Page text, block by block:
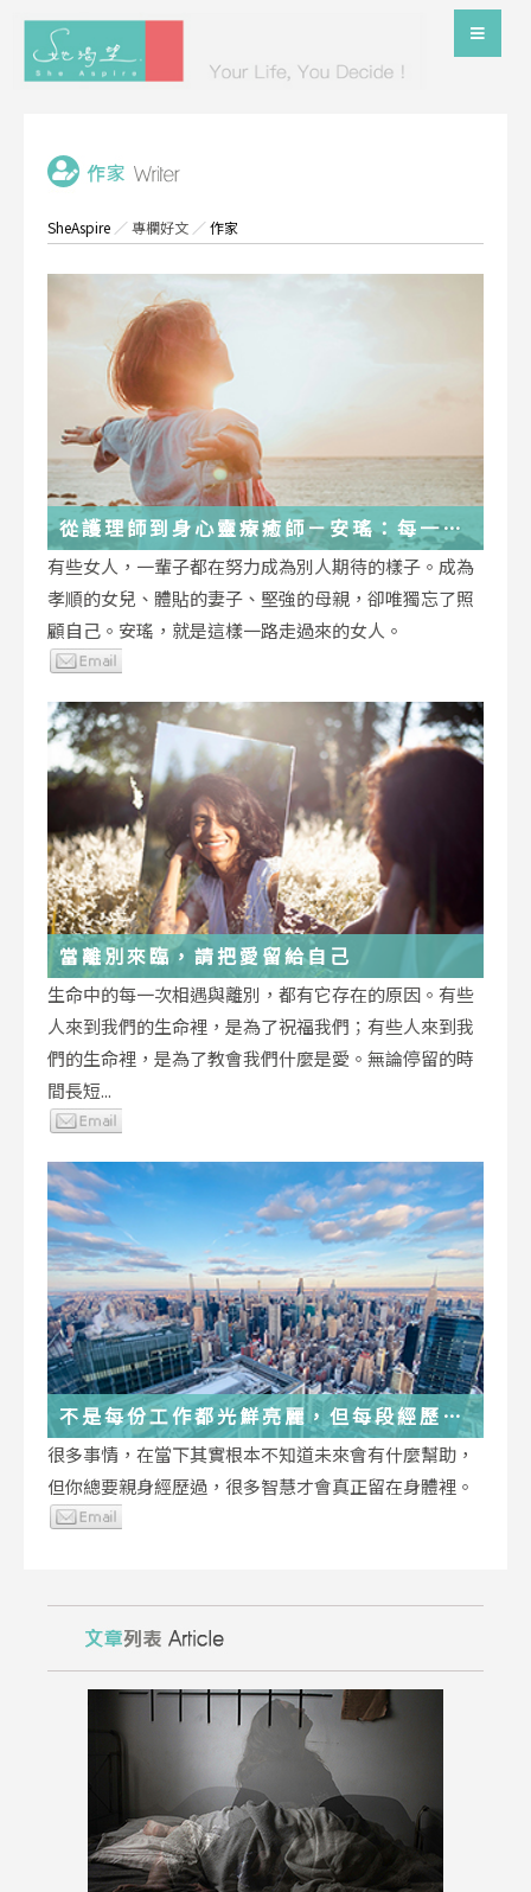
SheAspire ／專欄好文 ／作家
從護理師到身心靈療癒師－安瑤：每一段
低谷，都能成為重生的起點
有些女人，一輩子都在努力成為別人期待的樣子。成為
孝順的女兒、體貼的妻子、堅強的母親，卻唯獨忘了照
顧自己。安瑤，就是這樣一路走過來的女人。
當離別來臨，請把愛留給自己
生命中的每一次相遇與離別，都有它存在的原因。有些
人來到我們的生命裡，是為了祝福我們；有些人來到我
們的生命裡，是為了教會我們什麼是愛。無論停留的時
間長短...
不是每份工作都光鮮亮麗，但每段經歷都
在偷偷改變你
很多事情，在當下其實根本不知道未來會有什麼幫助，
但你總要親身經歷過，很多智慧才會真正留在身體裡。